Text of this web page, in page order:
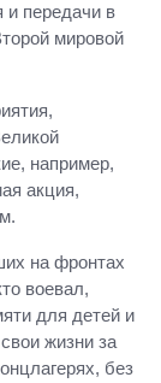
и передачи в
мировой
например,
акция,
на фронтах
воевал,
для детей и
жизни за
без